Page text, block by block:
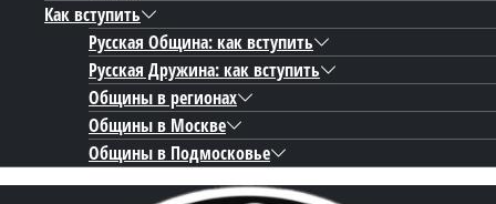
Как вступить
Русская Община: как вступить
Русская Дружина: как вступить
Общины в регионах
Общины в Москве
Общины в Подмосковье